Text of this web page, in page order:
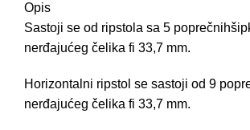
Opis
Sastoji se od ripstola sa 5
nerđajućeg čelika fi 33,7 mm.
Horizontalni ripstol se sastoji od 9
nerđajućeg čelika fi 33,7 mm.